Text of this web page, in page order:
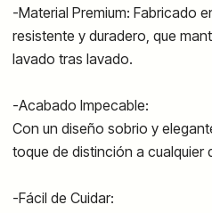
-Material Premium: Fabricado
resistente y duradero, que
lavado tras lavado.
-Acabado Impecable:
Con un diseño sobrio y
toque de distinción a cualquier
-Fácil de Cuidar: